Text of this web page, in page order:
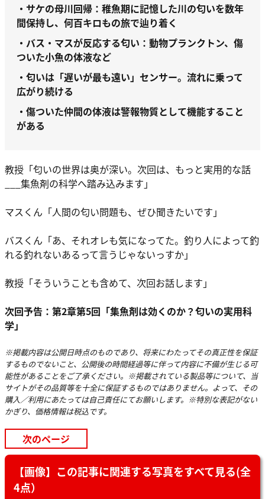
・サケの母川回帰：稚魚期に記憶した川の匂いを数年
間保持し、何百キロもの旅で辿り着く
・バス・マスが反応する匂い：動物プランクトン、傷
ついた小魚の体液など
・匂いは「遅いが最も遠い」センサー。流れに乗って
広がり続ける
・傷ついた仲間の体液は警報物質として機能すること
がある
教授「匂いの世界は奥が深い。次回は、もっと実用的な話
___集魚剤の科学へ踏み込みます」
マスくん「人間の匂い問題も、ぜひ聞きたいです」
バスくん「あ、それオレも気になってた。釣り人によって釣
れる釣れないあるって言うじゃないっすか」
教授「そういうことも含めて、次回お話します」
次回予告：第2章第5回「集魚剤は効くのか？匂いの実用科
学」
※掲載内容は公開日時点のものであり、将来にわたってその真正性を保証
するものでないこと、公開後の時間経過等に伴って内容に不備が生じる可
能性があることをご了承ください。※掲載されている製品等について、当
サイトがその品質等を十全に保証するものではありません。よって、その
購入／利用にあたっては自己責任にてお願いします。※特別な表記がない
かぎり、価格情報は税込です。
次のページ
【画像】この記事に関連する写真をすべて見る(全
4点）